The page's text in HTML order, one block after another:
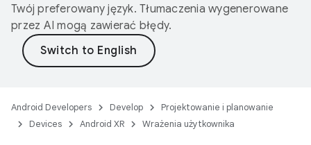
Twój preferowany język. Tłumaczenia wygenerowane
przez AI mogą zawierać błędy.
Android Developers Develop
Projektowanie i planowanie
Devices
Android XR Wrażenia użytkownika